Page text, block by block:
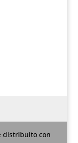
distribuito con